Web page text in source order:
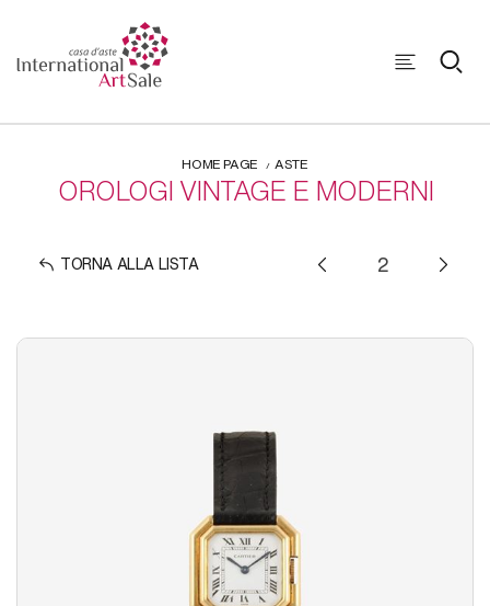
HOME PAGE ASTE
OROLOGI VINTAGE E MODERNI
TORNA ALLA LISTA